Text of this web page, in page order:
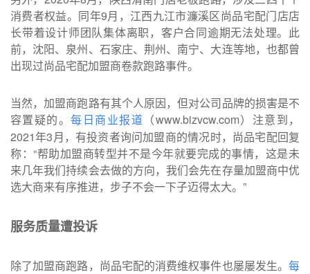
消费者权益。同年9月，江西九江市濂溪区尚品宅配门店店
长带着设计师团队集体离职，客户合同逾期无法处理。此
前，沈阳、泉州、石家庄、荆州、南宁、大连等地，也都曾
出现过尚品宅配加盟商卷款跑路事件。
当然，加盟商跑路有其个人原因，但对公司品牌的损害是不
容置疑的。每日商业报道
（www.bizvcw.com）注意到，
2021年3月，有投资者询问加盟商的情况时，尚品宅配回复
称：“帮助加盟商转型并不是今年就要完成的事情，这是未
来几年我们持续会去做的方向，我们会先在存量加盟商中优
选大商来有序推进，步子不会一下子迈得太大。”
服务质量遭投诉
除了加盟商跑路，尚品宅配的消费维权事件也屡屡发生。 每